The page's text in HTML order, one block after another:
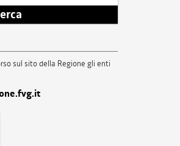
sul sito della Regione gli enti